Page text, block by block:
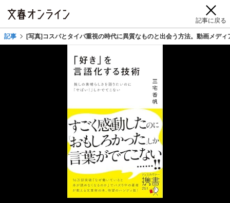
記事に戻る
記事 [写真]コスパとタイパ重視の時代に異質なものと出会う方法。動画メデ